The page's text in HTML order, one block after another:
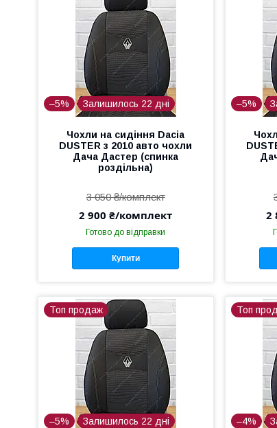
–5% Залишилось 22 дні
Чохли на сидіння Dacia
DUSTER з 2010 авто чохли
Дача Дастер (спинка
роздільна)
3 050 ₴/комплект
2 900 ₴/комплект
Готово до відправки
Купити
–5%
2
Топ продаж
–5% Залишилось 22 дні
Топ
–4%